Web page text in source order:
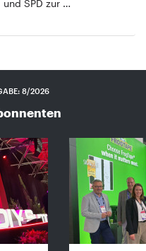
SPD zur …
8/2026